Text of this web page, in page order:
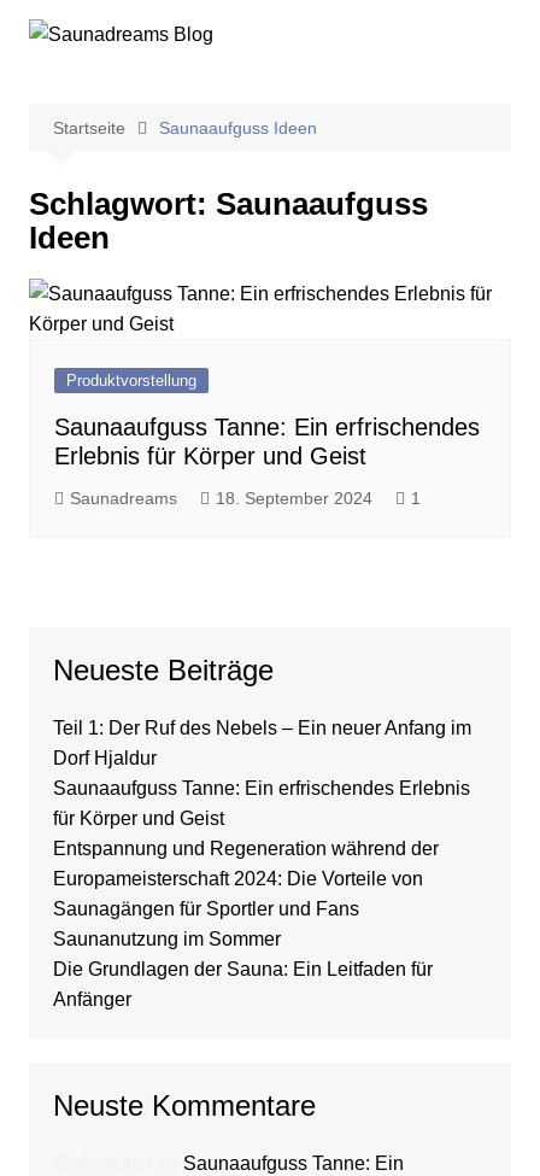
Inhalt
Startseite Saunaaufguss Ideen
Schlagwort: Saunaaufguss
Ideen
Produktvorstellung
Saunaaufguss Tanne: Ein erfrischendes
Erlebnis für Körper und Geist
Saunadreams 18. September 2024 1
Neueste Beiträge
Teil 1: Der Ruf des Nebels – Ein neuer Anfang im
Dorf Hjaldur
Saunaaufguss Tanne: Ein erfrischendes Erlebnis
für Körper und Geist
Entspannung und Regeneration während der
Europameisterschaft 2024: Die Vorteile von
Saunagängen für Sportler und Fans
Saunanutzung im Sommer
Die Grundlagen der Sauna: Ein Leitfaden für
Anfänger
Neuste Kommentare
Saunaaufguss Tanne: Ein